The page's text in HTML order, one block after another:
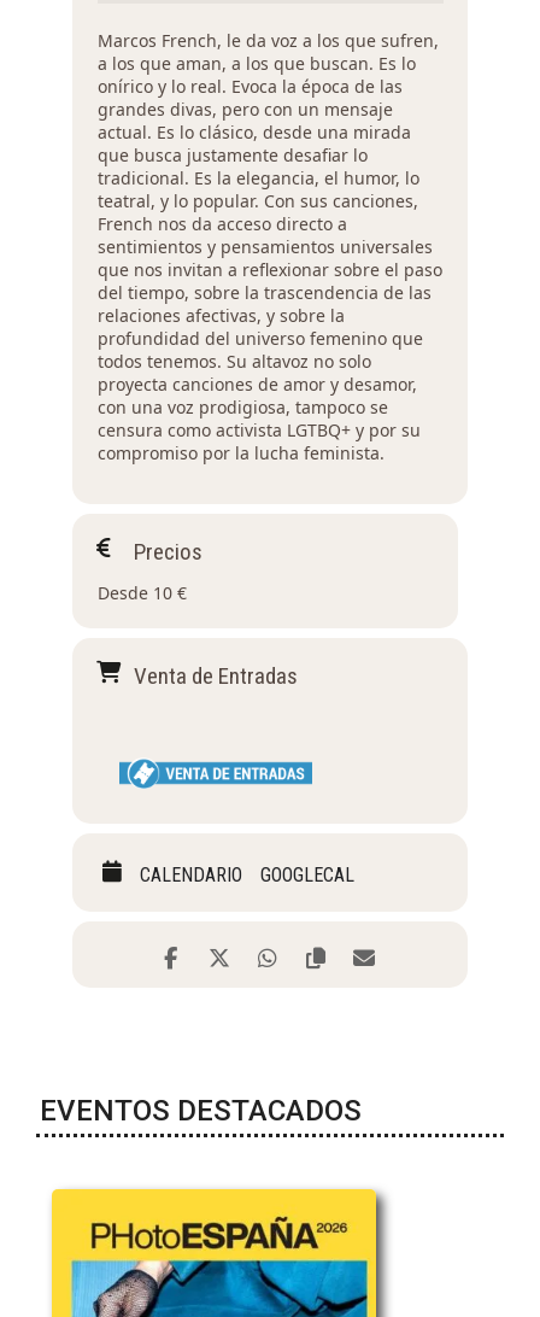
Marcos French, le da voz a los que sufren,
a los que aman, a los que buscan. Es lo
onírico y lo real. Evoca la época de las
grandes divas, pero con un mensaje
actual. Es lo clásico, desde una mirada
que busca justamente desafiar lo
tradicional. Es la elegancia, el humor, lo
teatral, y lo popular. Con sus canciones,
French nos da acceso directo a
sentimientos y pensamientos universales
que nos invitan a reflexionar sobre el paso
del tiempo, sobre la trascendencia de las
relaciones afectivas, y sobre la
profundidad del universo femenino que
todos tenemos. Su altavoz no solo
proyecta canciones de amor y desamor,
con una voz prodigiosa, tampoco se
censura como activista LGTBQ+ y por su
compromiso por la lucha feminista.
Precios
Desde 10 €
Venta de Entradas
CALENDARIO GOOGLECAL
EVENTOS DESTACADOS